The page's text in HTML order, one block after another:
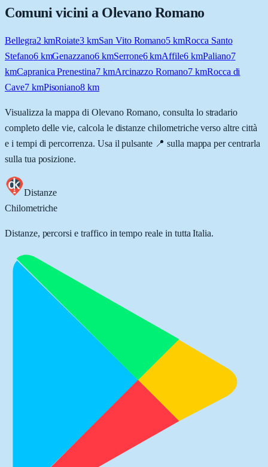
Comuni vicini a Olevano Romano
Bellegra2 kmRoiate3 kmSan Vito Romano5 kmRocca Santo
Stefano6kmGenazzano6 kmSerrone6kmAffile6 kmPaliano7
kmCapranica Prenestina7kmArcinazzo Romano7kmRocca di
Cave7kmPisoniano8 km
Visualizza la mappa di Olevano Romano, consulta lo stradario
completo delle vie, calcola le distanze chilometriche verso altre città
e i tempi di percorrenza. Usa il pulsante 📍 sulla mappa per centrarla
sulla tua posizione.
Distanze
Chilometriche
Distanze, percorsi e traffico in tempo reale in tutta Italia.